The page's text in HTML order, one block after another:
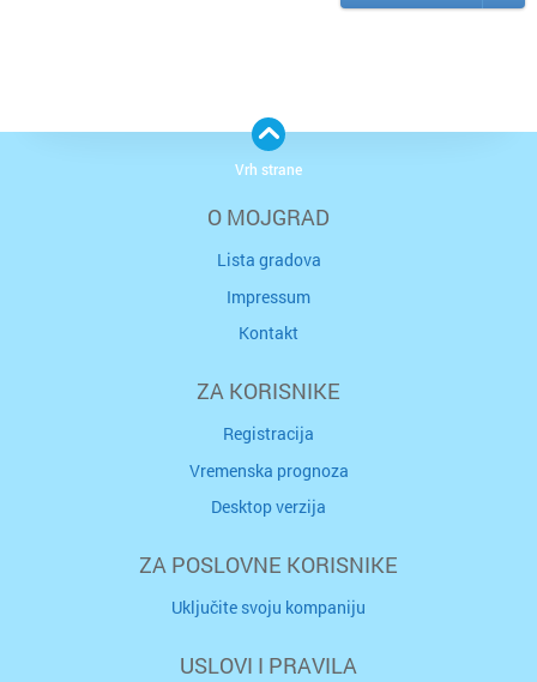
O MOJGRAD
Lista gradova
Impressum
Kontakt
ZA KORISNIKE
Registracija
Vremenska prognoza
Desktop verzija
ZA POSLOVNE KORISNIKE
Uključite svoju kompaniju
USLOVI I PRAVILA
Vrh strane